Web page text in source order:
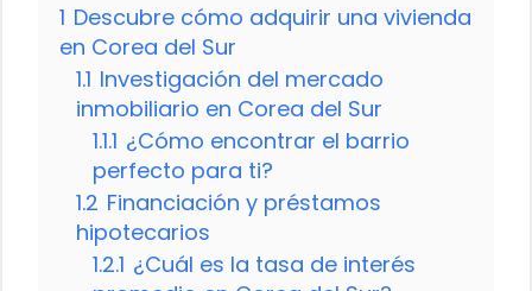
1 Descubre cómo adquirir una vivienda
en Corea del Sur
1.1 Investigación del mercado
inmobiliario en Corea del Sur
1.1.1 ¿Cómo encontrar el barrio
perfecto para ti?
1.2 Financiación y préstamos
hipotecarios
1.2.1 ¿Cuál es la tasa de interés